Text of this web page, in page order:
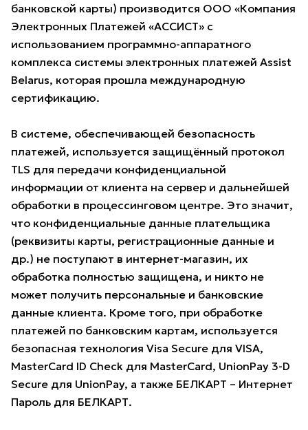
банковской карты) производится ООО «Компания
Электронных Платежей «АССИСТ» с
использованием программно-аппаратного
комплекса системы электронных платежей Assist
Belarus, которая прошла международную
сертификацию.
В системе, обеспечивающей безопасность
платежей, используется защищённый протокол
TLS для передачи конфиденциальной
информации от клиента на сервер и дальнейшей
обработки в процессинговом центре. Это значит,
что конфиденциальные данные плательщика
(реквизиты карты, регистрационные данные и
др.) не поступают в интернет-магазин, их
обработка полностью защищена, и никто не
может получить персональные и банковские
данные клиента. Кроме того, при обработке
платежей по банковским картам, используется
безопасная технология Visa Secure для VISA,
MasterCard ID Check для MasterCard, UnionPay 3-D
Secure для UnionPay, а также БЕЛКАРТ – Интернет
Пароль для БЕЛКАРТ.